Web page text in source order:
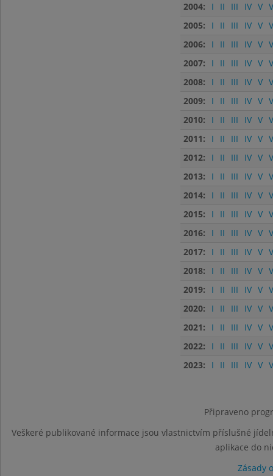
2004: I II III IV V
2005:
I II III IV V
2006:
I II III IV V
2007:
I II III IV V
2008:
I II III IV V
2009:
I II III IV V
2010:
I II III IV V
2011:
I II III IV V
2012:
I II III IV V
2013:
I II III IV V
2014:
I II III IV V
2015:
I II III IV V
2016:
I II III IV V
2017:
I II III IV V
2018:
I II III IV V
2019:
I II III IV V
2020:
I II III IV V
2021:
I II III IV V
2022:
I II III IV V
2023:
I II III IV V
Připraveno
Veškeré publikované informace jsou vlastnictvím příslušné
aplikace do
Zásady